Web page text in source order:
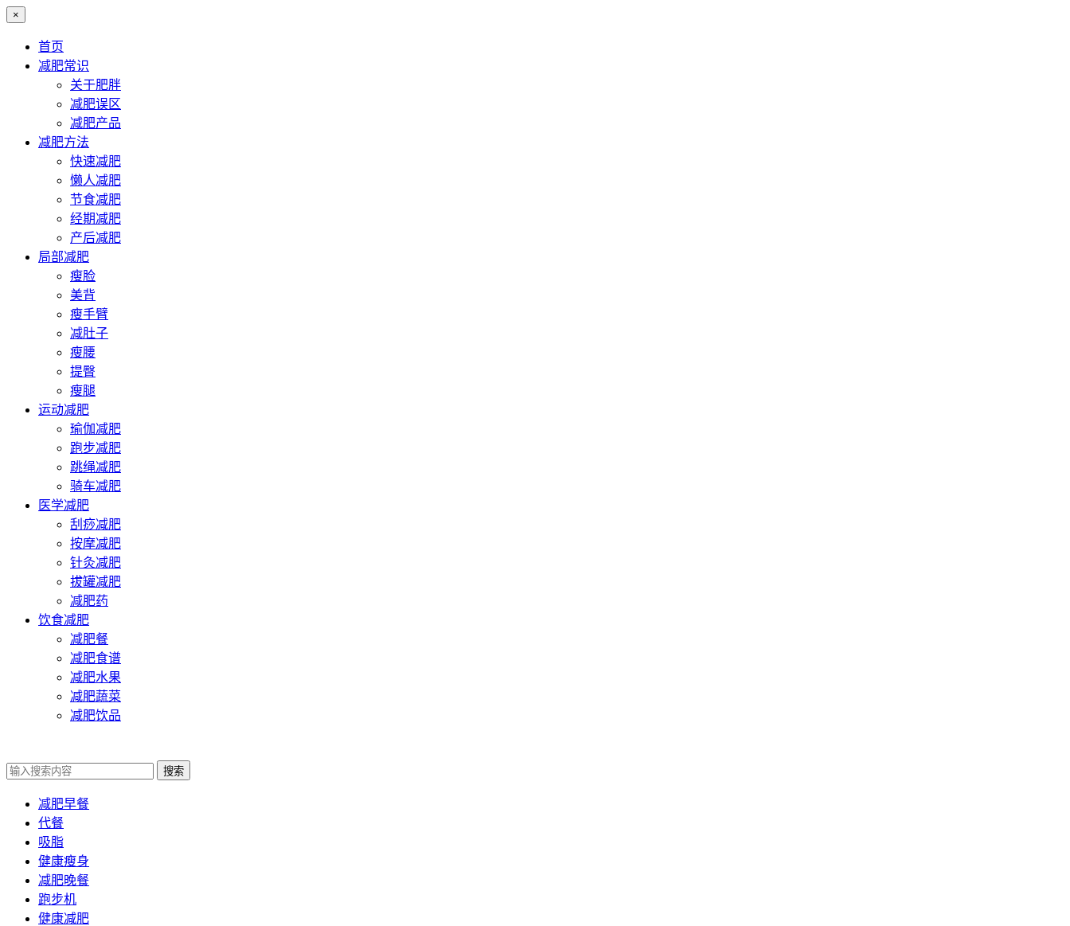
×
首页
减肥常识
关于肥胖
减肥误区
减肥产品
减肥方法
快速减肥
懒人减肥
节食减肥
经期减肥
产后减肥
局部减肥
瘦脸
美背
瘦手臂
减肚子
瘦腰
提臀
瘦腿
运动减肥
瑜伽减肥
跑步减肥
跳绳减肥
骑车减肥
医学减肥
刮痧减肥
按摩减肥
针灸减肥
拔罐减肥
减肥药
饮食减肥
减肥餐
减肥食谱
减肥水果
减肥蔬菜
减肥饮品
搜索
减肥早餐
代餐
吸脂
健康瘦身
减肥晚餐
跑步机
健康减肥